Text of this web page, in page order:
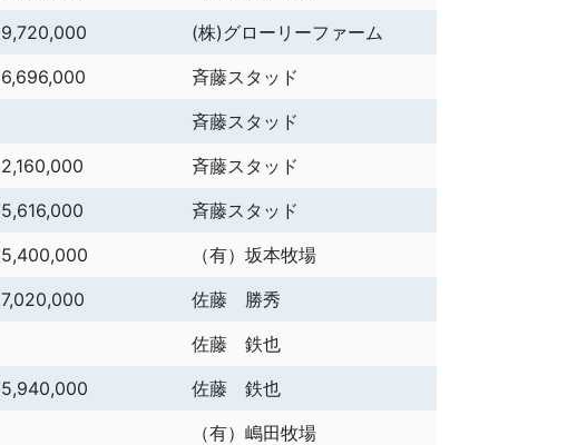
9,720,000
(株)グローリーファーム
6,696,000
斉藤スタッド
斉藤スタッド
2,160,000
斉藤スタッド
5,616,000
斉藤スタッド
5,400,000
（有）坂本牧場
7,020,000
佐藤 勝秀
佐藤 鉄也
5,940,000
佐藤 鉄也
（有）嶋田牧場